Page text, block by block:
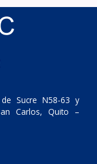
Sucre N58-63 y
Carlos, Quito –